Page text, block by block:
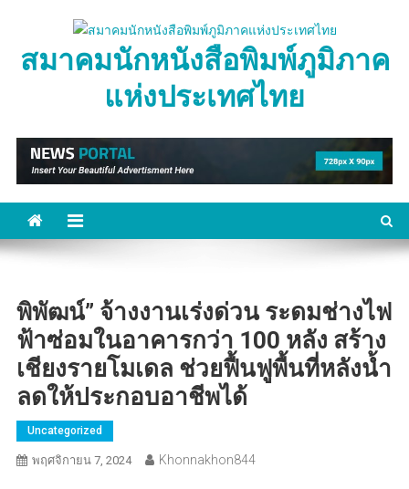
contentสมาคมนักหนังสือพิมพ์ภูมิภาค
แห่งประเทศไทย
พิพัฒน์” จ้างงานเร่งด่วน ระดมช่างไฟ
ฟ้าซ่อมในอาคารกว่า 100 หลัง สร้าง
เชียงรายโมเดล ช่วยฟื้นฟูพื้นที่หลังน้ำ
ลดให้ประกอบอาชีพได้
Uncategorized
พฤศจิกายน 7, 2024 Khonnakhon844